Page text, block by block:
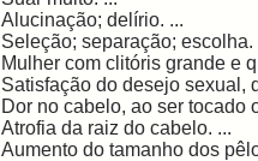
Alucinação; delírio. ...
Seleção; separação; escolha.
Mulher com clitóris grande e
Satisfação do desejo sexual,
Dor no cabelo, ao ser tocado
Atrofia da raiz do cabelo. ...
Aumento do tamanho dos